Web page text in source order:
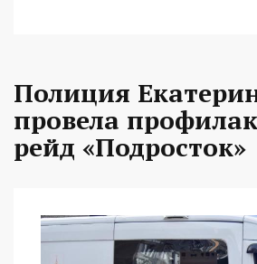
Полиция
провела
рейд «Подросток»